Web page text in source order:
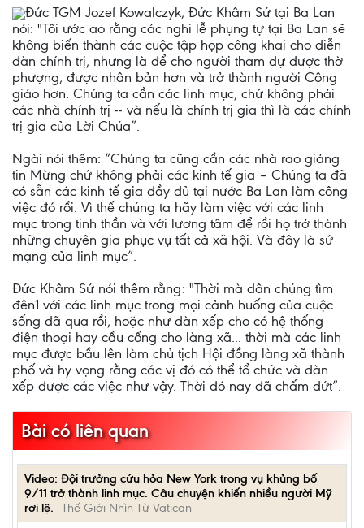
Đức TGM Jozef Kowalczyk, Đức Khâm Sứ tại Ba Lan
nói: "Tôi ước ao rằng các nghi lễ phụng tự tại Ba Lan sẽ
không biến thành các cuộc tập họp công khai cho diễn
đàn chính trị, nhưng là để cho người tham dự được thờ
phượng, được nhân bản hơn và trở thành người Công
giáo hơn. Chúng ta cần các linh mục, chứ không phải
các nhà chính trị -- và nếu là chính trị gia thì là các chính
trị gia của Lời Chúa”.
Ngài nói thêm: “Chúng ta cũng cần các nhà rao giảng
tin Mừng chứ không phải các kinh tế gia – Chúng ta đã
có sẵn các kinh tế gia đầy đủ tại nước Ba Lan làm công
việc đó rồi. Vì thế chúng ta hãy làm việc với các linh
mục trong tinh thần và với lương tâm để rồi họ trở thành
những chuyên gia phục vụ tất cả xã hội. Và đây là sứ
mạng của linh mục”.
Đức Khâm Sứ nói thêm rằng: "Thời mà dân chúng tìm
đên1 với các linh mục trong mọi cảnh huống của cuộc
sống đã qua rồi, hoặc như dàn xếp cho có hệ thống
điện thoại hay cầu cống cho làng xã... thời mà các linh
mục được bầu lên làm chủ tịch Hội đồng làng xã thành
phố và hy vọng rằng các vị đó có thể tổ chức và dàn
xếp được các việc như vậy. Thời đó nay đã chấm dứt”.
Bài có liên quan
Video: Đội trưởng cứu hỏa New York trong vụ khủng bố
9/11 trở thành linh mục. Câu chuyện khiến nhiều người Mỹ
rơi lệ.
Thế Giới Nhìn Từ Vatican